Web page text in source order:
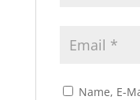
Name, E-